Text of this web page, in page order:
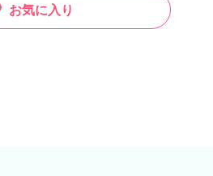
お気に入り